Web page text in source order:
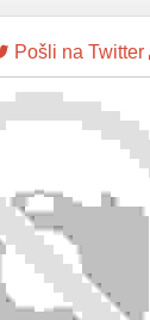
Pošli na Twitter